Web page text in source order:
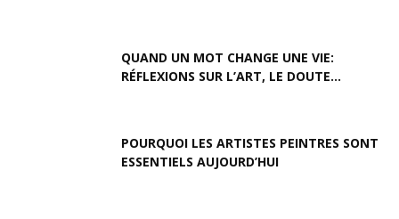
QUAND UN MOT CHANGE UNE VIE:
RÉFLEXIONS SUR L’ART, LE DOUTE...
POURQUOI LES ARTISTES PEINTRES SONT
ESSENTIELS AUJOURD’HUI